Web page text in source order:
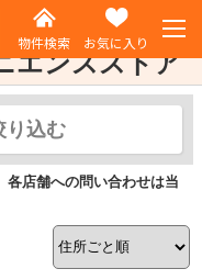
物件検索 お気に入り
エンスストア
り込む
店舗への問い合わせは当